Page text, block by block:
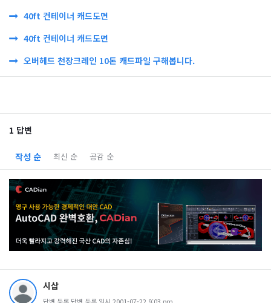
40ft 컨테이너 캐드도면
40ft 컨테이너 캐드도면
오버헤드 천장크레인 10톤 캐드파일 구해봅니다.
1 답변
작성 순 최신 순 공감 순
시삽